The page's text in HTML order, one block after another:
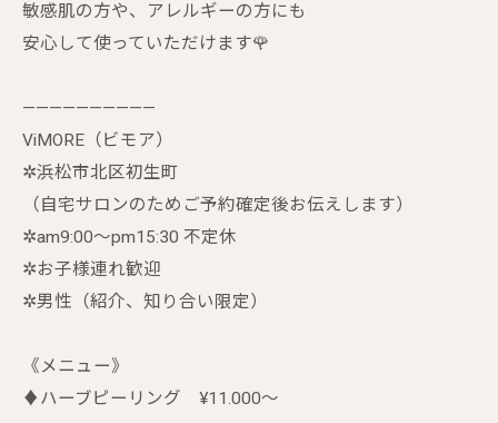
敏感肌の方や、アレルギーの方にも
安心して使っていただけます🌹
——————————
ViMORE（ビモア）
✲︎浜松市北区初生町
（自宅サロンのためご予約確定後お伝えします）
✲︎am9:00〜pm15:30 不定休
✲︎お子様連れ歓迎
✲︎男性（紹介、知り合い限定）
《メニュー》
♦︎ハーブピーリング ¥11.000〜